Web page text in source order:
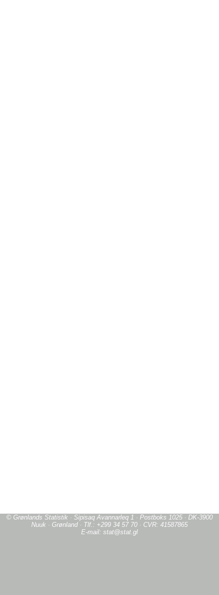
© Grønlands Statistik · Sipisaq Avannarleq 1 · Postboks 1025 · DK-3900
Nuuk · Grønland · Tlf.: +299 34 57 70 · CVR: 41587865
E-mail: stat@stat.gl